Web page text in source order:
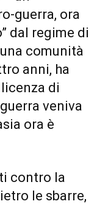
guerra, ora
dal regime di
comunità
anni, ha
di
veniva
ora è
contro la
le sbarre,